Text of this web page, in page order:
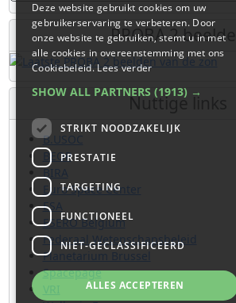
PROBA 2 beelden
Nuttige links
B.USOC
BEOP
BIRA
Euro Space Center
ESA
ESERO Belgium
Federaal Wetenschapsbeleid
Planetarium Brussel
Spacepage
VRI
Deze website gebruikt cookies om uw
gebruikerservaring te verbeteren. Door
onze website te gebruiken, stemt u in met
alle cookies in overeenstemming met ons
Cookiebeleid.Lees verder
SHOW ALL PARTNERS (1913) →
STRIKT NOODZAKELIJK
PRESTATIE
TARGETING
FUNCTIONEEL
NIET-GECLASSIFICEERD
ALLES ACCEPTEREN